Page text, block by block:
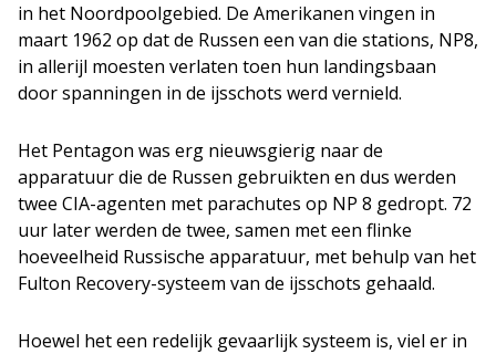
in het Noordpoolgebied. De Amerikanen vingen in
maart 1962 op dat de Russen een van die stations, NP8,
in allerijl moesten verlaten toen hun landingsbaan
door spanningen in de ijsschots werd vernield.
Het Pentagon was erg nieuwsgierig naar de
apparatuur die de Russen gebruikten en dus werden
twee CIA-agenten met parachutes op NP 8 gedropt. 72
uur later werden de twee, samen met een flinke
hoeveelheid Russische apparatuur, met behulp van het
Fulton Recovery-systeem van de ijsschots gehaald.
Hoewel het een redelijk gevaarlijk systeem is, viel er in